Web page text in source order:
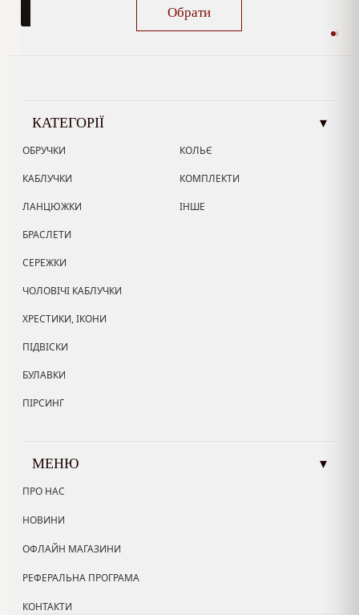
Обрати
КАТЕГОРІЇ ▾
ОБРУЧКИ
КАБЛУЧКИ
ЛАНЦЮЖКИ
БРАСЛЕТИ
СЕРЕЖКИ
ЧОЛОВІЧІ КАБЛУЧКИ
ХРЕСТИКИ, ІКОНИ
ПІДВІСКИ
БУЛАВКИ
ПІРСИНГ
КОЛЬЄ
КОМПЛЕКТИ
ІНШЕ
МЕНЮ ▾
ПРО НАС
НОВИНИ
ОФЛАЙН МАГАЗИНИ
РЕФЕРАЛЬНА ПРОГРАМА
КОНТАКТИ